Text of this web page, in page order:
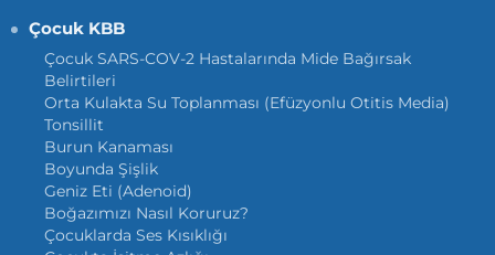
EN
Çocuk KBB
Çocuk SARS-COV-2 Hastalarında Mide Bağırsak
Belirtileri
Orta Kulakta Su Toplanması (Efüzyonlu Otitis Media)
Tonsillit
Burun Kanaması
Boyunda Şişlik
Geniz Eti (Adenoid)
Boğazımızı Nasıl Koruruz?
Çocuklarda Ses Kısıklığı